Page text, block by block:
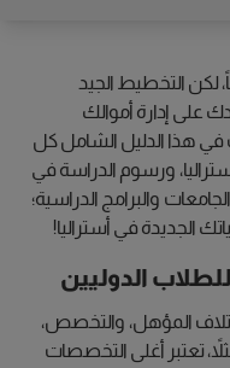
لكن التخطيط الجيد
على إدارة أموالك
هذا الدليل الشامل كل
ورسوم الدراسة في
والبرامج الدراسية؛
الجديدة في أستراليا!
الدوليين
المؤهل، والتخصص،
تعتبر أغلى التخصصات